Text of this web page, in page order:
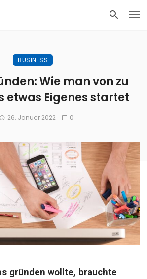
BUSINESS
Wie man von zu
etwas Eigenes startet
26. Januar 2022 0
gründen wollte, brauchte